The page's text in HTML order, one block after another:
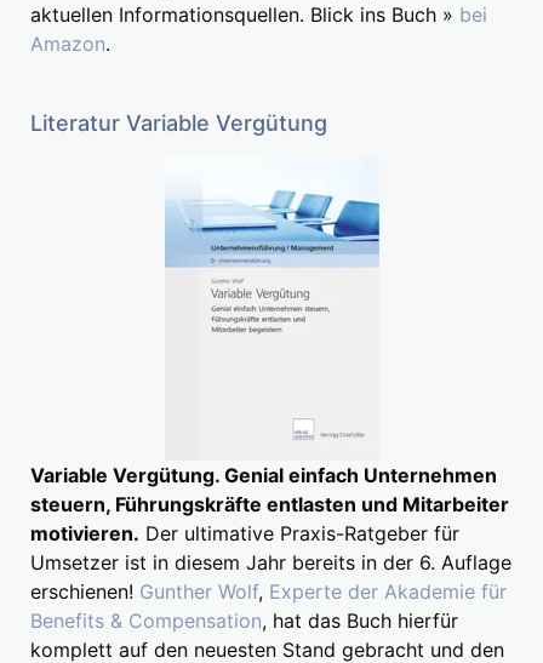
aktuellen Informationsquellen. Blick ins Buch » bei
Amazon.
Literatur Variable Vergütung
Variable Vergütung. Genial einfach Unternehmen
steuern, Führungskräfte entlasten und Mitarbeiter
motivieren. Der ultimative Praxis-Ratgeber für
Umsetzer ist in diesem Jahr bereits in der 6. Auflage
erschienen! Gunther Wolf, Experte der Akademie für
Benefits & Compensation, hat das Buch hierfür
komplett auf den neuesten Stand gebracht und den